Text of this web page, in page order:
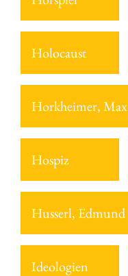
Holocaust
Horkheimer, Max
Hospiz
Husserl, Edmund
Ideologien